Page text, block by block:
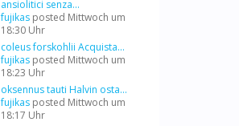
ansiolitici senza...
fujikas posted Mittwoch um
18:30 Uhr
coleus forskohlii Acquista...
fujikas posted Mittwoch um
18:23 Uhr
oksennus tauti Halvin osta...
fujikas posted Mittwoch um
18:17 Uhr